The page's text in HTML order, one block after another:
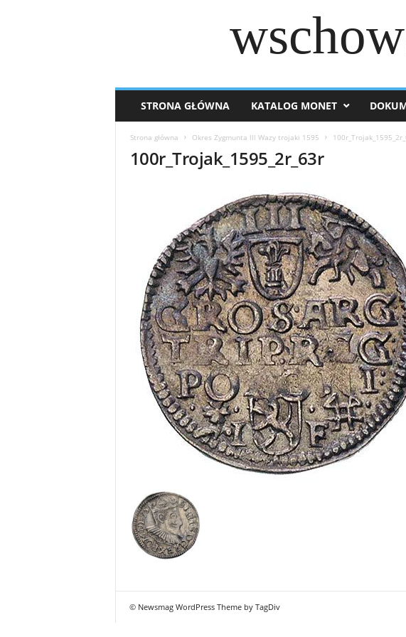
STRONA GŁÓWNA KATALOG MONET
Strona główna Okres Zygmunta lll Wazy trojaki 1595
100r_Trojak_1595_2r_63r
© Newsmag WordPress Theme by TagDiv